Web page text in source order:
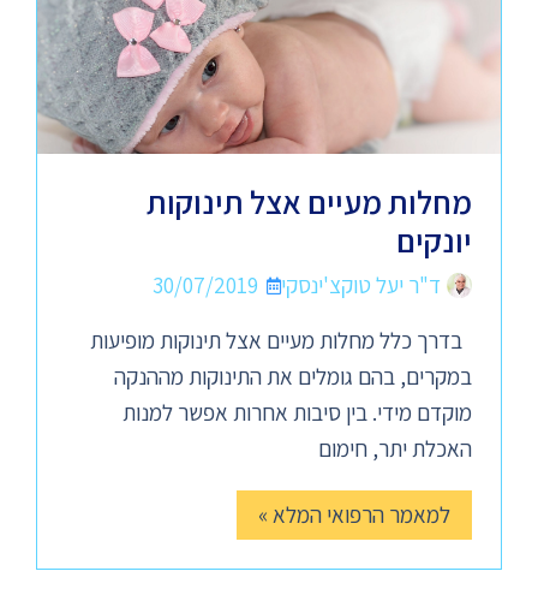
מחלות מעיים אצל תינוקות
יונקים
ד"ר יעל טוקצ'ינסקי
30/07/2019
בדרך כלל מחלות מעיים אצל תינוקות מופיעות
במקרים, בהם גומלים את התינוקות מההנקה
מוקדם מידי. בין סיבות אחרות אפשר למנות
האכלת יתר, חימום
למאמר הרפואי המלא »